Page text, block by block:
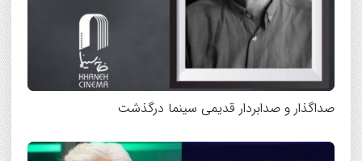
صداگذار و صدابردار قدیمی سینما درگذشت